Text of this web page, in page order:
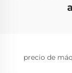
precio de